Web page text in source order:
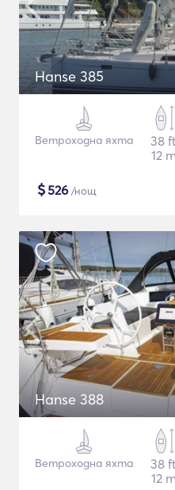
Hanse 385
Ветроходна яхта
38
12 m
$526 /нощ
Hanse 388
Ветроходна яхта
38
12 m